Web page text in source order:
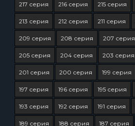
217 серия 216 серия 215 серия
213 серия 212 серия 211 серия
209 серия 208 серия 207 серия
205 серия 204 серия 203 серия
201 серия 200 серия 199 серия
197 серия 196 серия 195 серия
193 серия 192 серия 191 серия
189 серия 188 серия 187 серия